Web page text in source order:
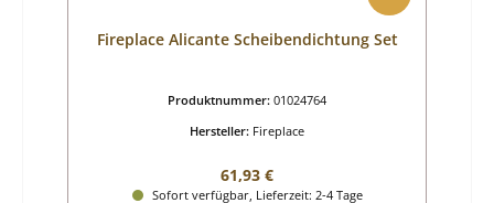
Fireplace Alicante Scheibendichtung Set
Produktnummer: 01024764
Hersteller: Fireplace
Regulärer Preis:
61,93 €
Sofort verfügbar, Lieferzeit: 2-4 Tage